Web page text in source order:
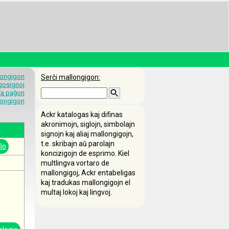
paĝon
Serĉi mallongigon:
Ackr katalogas kaj difinas
akronimojn, siglojn, simbolajn
signojn kaj aliaj mallongigojn,
t.e. skribajn aŭ parolajn
koncizigojn de esprimo. Kiel
multlingva vortaro de
mallongigoj, Ackr entabeligas
kaj tradukas mallongigojn el
multaj lokoj kaj lingvoj.